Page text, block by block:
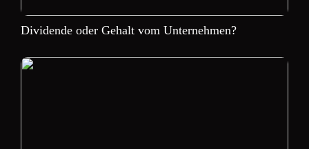
Dividende oder Gehalt vom Unternehmen?